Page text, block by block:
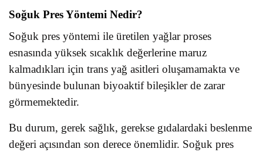
Soğuk Pres Yöntemi Nedir?
Soğuk pres yöntemi ile üretilen yağlar proses
esnasında yüksek sıcaklık değerlerine maruz
kalmadıkları için trans yağ asitleri oluşamamakta ve
bünyesinde bulunan biyoaktif bileşikler de zarar
görmemektedir.
Bu durum, gerek sağlık, gerekse gıdalardaki beslenme
değeri açısından son derece önemlidir. Soğuk pres